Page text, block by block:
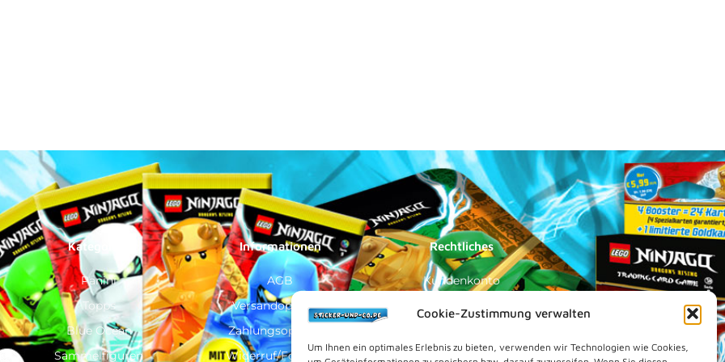
Cookie-Zustimmung verwalten
Um Ihnen ein optimales Erlebnis zu bieten, verwenden wir Technologien wie Cookies,
Kategorien
Panini
Topps
Blue Ocean
Sammelfiguren
Informationen
AGB
Versandoptionen
Zahlungsoptionen
Widerruf/Formular
Rechtliches
Kundenkonto
Impressum
Cookies (EU)